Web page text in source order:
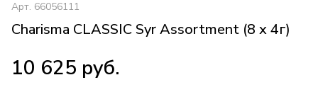
Арт. 66056111
Charisma CLASSIC Syr Assortment (8 х 4г)
10 625 руб.